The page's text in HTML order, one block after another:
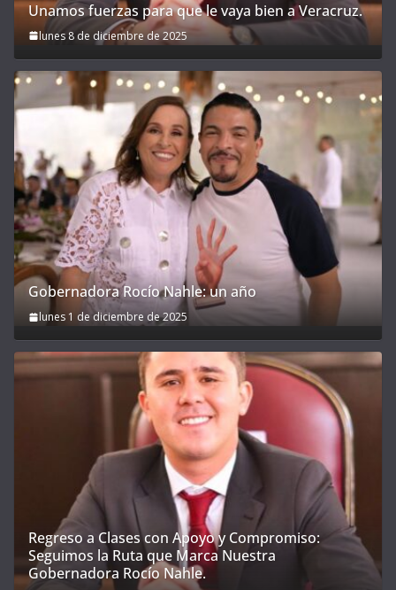
Unamos fuerzas para que le vaya bien a Veracruz.
lunes 8 de diciembre de 2025
Gobernadora Rocío Nahle: un año
lunes 1 de diciembre de 2025
Regreso a Clases con Apoyo y Compromiso:
Seguimos la Ruta que Marca Nuestra
Gobernadora Rocío Nahle.